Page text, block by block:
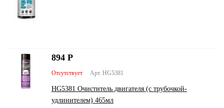
Арт. HG5381
Отсутствует
HG5381 Очиститель двигателя (с трубочкой-
удлинителем) 465мл
894 Р